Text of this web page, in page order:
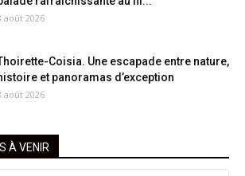
août 2026
Coisia. Une escapade entre nature,
et panoramas d’exception
août 2026
À VENIR